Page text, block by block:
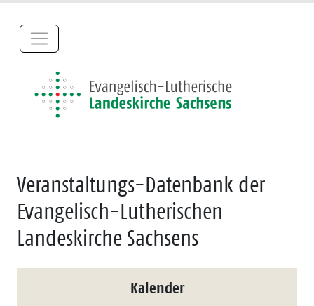
Veranstaltungs-Datenbank der
Evangelisch-Lutherischen
Landeskirche Sachsens
Kalender